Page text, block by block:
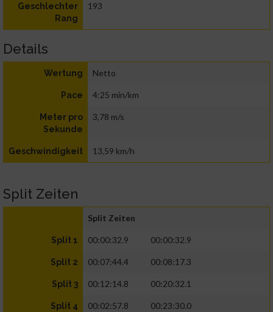
Geschlechter
Rang
193
Details
Wertung Netto
Pace 4:25 min/km
Meter pro
Sekunde
3,78 m/s
Geschwindigkeit 13,59 km/h
Split Zeiten
Split Zeiten
Split 1 00:00:32.9 00:00:32.9
Split 2 00:07:44.4 00:08:17.3
Split 3 00:12:14.8 00:20:32.1
Split 4 00:02:57.8 00:23:30.0